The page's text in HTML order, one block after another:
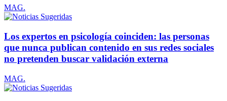
MAG.
Los expertos en psicología coinciden: las personas
que nunca publican contenido en sus redes sociales
no pretenden buscar validación externa
MAG.